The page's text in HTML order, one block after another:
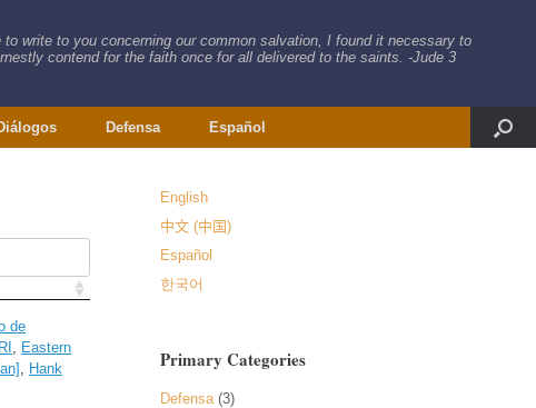
write to you concerning our common salvation, I found it necessary to
contend for the faith once for all delivered to the saints. -Jude 3
Defensa Español
de
Eastern
Hank
English
中文 (中国)
Español
한국어
Primary Categories
Defensa(3)